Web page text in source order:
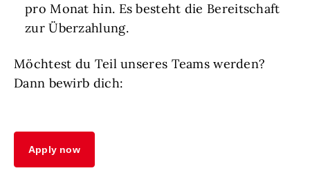
pro Monat hin. Es besteht die Bereitschaft
zur Überzahlung.
Möchtest du Teil unseres Teams werden?
Dann bewirb dich:
Apply now